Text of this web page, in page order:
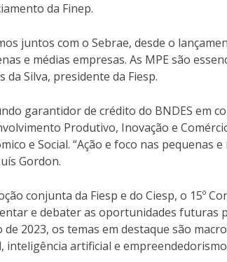
da Finep.
juntos com o Sebrae, desde o
e médias empresas. As MPE são
da Silva, presidente da Fiesp.
garantidor de crédito do BNDES em
Produtivo, Inovação e
e Social. “Ação e foco nas pequenas
Gordon.
conjunta da Fiesp e do Ciesp, o 15º
e debater as oportunidades futuras
de 2023, os temas em destaque são
inteligência artificial e